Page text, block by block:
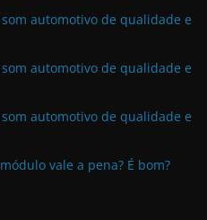
automotivo de qualidade e
automotivo de qualidade e
automotivo de qualidade e
vale a pena? É bom?